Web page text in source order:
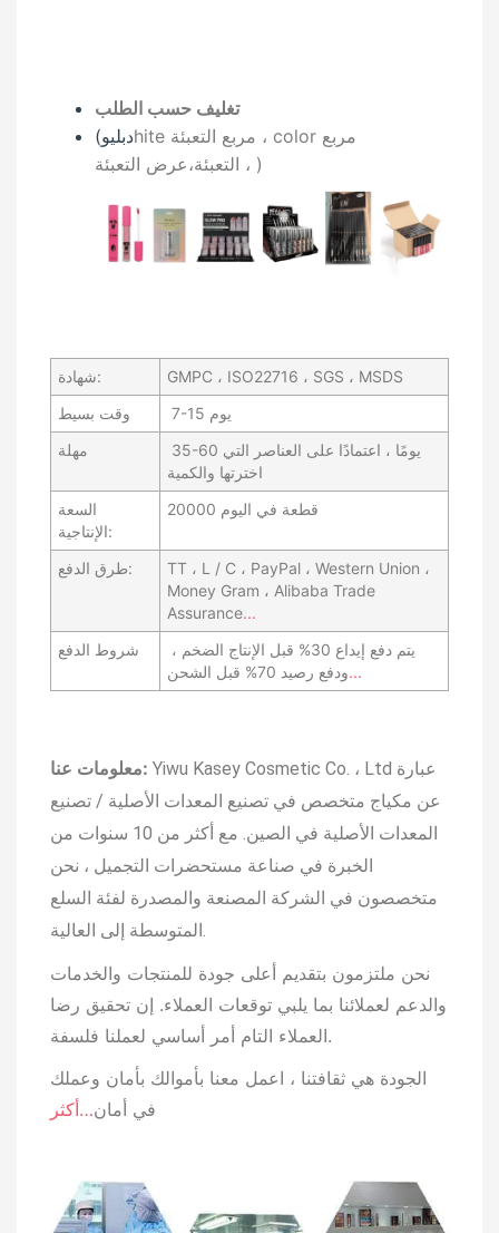
تغليف حسب الطلب
(دبليو
hite مربع التعبئة ، color مربع
التعبئة، عرض التعبئة ، )
شهادة:
GMPC ، ISO22716 ، SGS ، MSDS
وقت بسيط
7-15 يوم
مهلة
35-60 يومًا ، اعتمادًا على العناصر التي
اخترتها والكمية
السعة
الإنتاجية:
20000 قطعة في اليوم
طرق الدفع:
TT ، L / C ، PayPal ، Western Union ،
Money Gram ، Alibaba Trade
Assurance...
شروط الدفع
ودفع رصيد 70% قبل الشحن...
معلومات عنا: Yiwu Kasey Cosmetic Co. ، Ltd عبارة
عن مكياج متخصص في تصنيع المعدات الأصلية / تصنيع
المعدات الأصلية في الصين.
مع أكثر من 10 سنوات من
الخبرة في صناعة مستحضرات التجميل ، نحن
متخصصون في الشركة المصنعة والمصدرة لفئة السلع
المتوسطة إلى العالية.
نحن ملتزمون بتقديم أعلى جودة للمنتجات والخدمات
والدعم لعملائنا بما يلبي توقعات العملاء. إن تحقيق رضا
العملاء التام أمر أساسي لعملنافلسفة.
الجودة هي ثقافتنا ، اعمل معنا بأموالك بأمان وعملك
في أمان…أكثر